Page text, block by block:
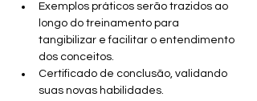
Exemplos práticos serão trazidos ao
longo do treinamento para
tangibilizar e facilitar o entendimento
dos conceitos.
Certificado de conclusão, validando
suas novas habilidades.